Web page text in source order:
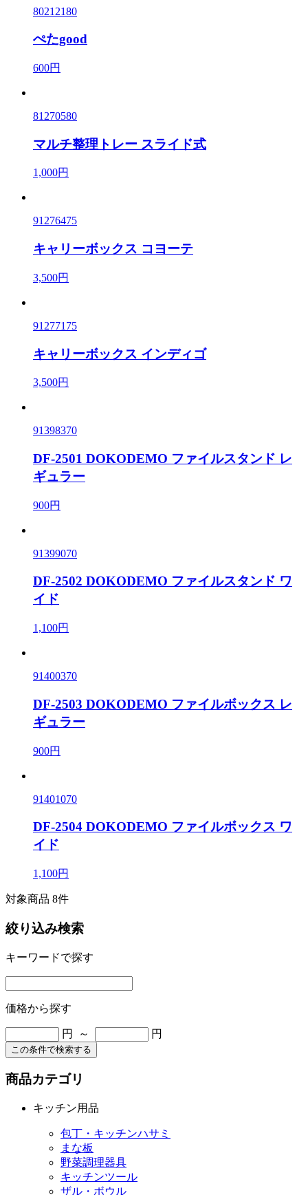
80212180
ぺたgood
600円
81270580
マルチ整理トレー スライド式
1,000円
91276475
キャリーボックス コヨーテ
3,500円
91277175
キャリーボックス インディゴ
3,500円
91398370
DF-2501 DOKODEMO ファイルスタンド レ
ギュラー
900円
91399070
DF-2502 DOKODEMO ファイルスタンド ワ
イド
1,100円
91400370
DF-2503 DOKODEMO ファイルボックス レ
ギュラー
900円
91401070
DF-2504 DOKODEMO ファイルボックス ワ
イド
1,100円
対象商品 8件
絞り込み検索
キーワードで探す
価格から探す
円 ～ 円
この条件で検索する
商品カテゴリ
キッチン用品
包丁・キッチンハサミ
まな板
野菜調理器具
キッチンツール
ザル・ボウル